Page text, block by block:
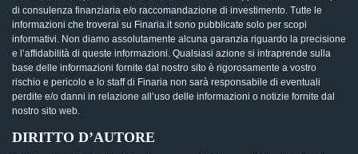
di consulenza finanziaria e/o raccomandazione di investimento. Tutte le
informazioni che troverai su Finaria.it sono pubblicate solo per scopi
informativi. Non diamo assolutamente alcuna garanzia riguardo la precisione
e l’affidabilità di queste informazioni. Qualsiasi azione si intraprende sulla
base delle informazioni fornite dal nostro sito è rigorosamente a vostro
rischio e pericolo e lo staff di Finaria non sarà responsabile di eventuali
perdite e/o danni in relazione all’uso delle informazioni o notizie fornite dal
nostro sito web.
DIRITTO D’AUTORE